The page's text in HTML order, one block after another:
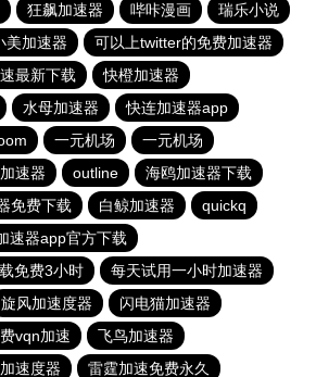
狂飙加速器 哔咔漫画
瑞乐小说
美加速器
可以上twitter的免费加速器
最新下载
快橙加速器
水母加速器
快连加速器app
一元机场
一元机场
速器 outline
海鸥加速器下载
免费下载 白鲸加速器
quickq
速器app官方下载
免费3小时
每天试用一小时加速器
旋风加速度器
闪电猫加速器
vqn加速
飞鸟加速器
速度器
雷霆加速免费永久